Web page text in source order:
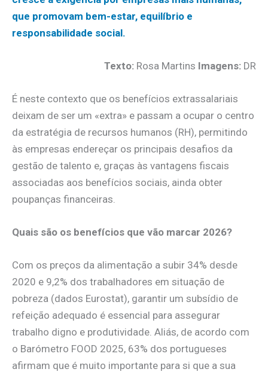
que promovam bem-estar, equilíbrio e
responsabilidade social.
Texto: Rosa Martins Imagens: DR
É neste contexto que os benefícios extrassalariais
deixam de ser um «extra» e passam a ocupar o centro
da estratégia de recursos humanos (RH), permitindo
às empresas endereçar os principais desafios da
gestão de talento e, graças às vantagens fiscais
associadas aos benefícios sociais, ainda obter
poupanças financeiras.
Quais são os benefícios que vão marcar 2026?
Com os preços da alimentação a subir 34% desde
2020 e 9,2% dos trabalhadores em situação de
pobreza (dados Eurostat), garantir um subsídio de
refeição adequado é essencial para assegurar
trabalho digno e produtividade. Aliás, de acordo com
o Barómetro FOOD 2025, 63% dos portugueses
afirmam que é muito importante para si que a sua